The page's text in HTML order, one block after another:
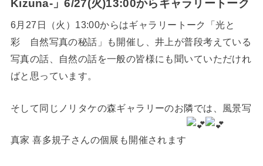
Kizuna-」6/27(火)13:00からギャラリートーク
6月27日（火）13:00からはギャラリートーク「光と
彩 自然写真の秘話」も開催し、井上が普段考えている
写真の話、自然の話を一般の皆様にも聞いていただけれ
ばと思っています。
そして同じノリタケの森ギャラリーのお隣では、風景写
真家 喜多規子さんの個展も開催されます